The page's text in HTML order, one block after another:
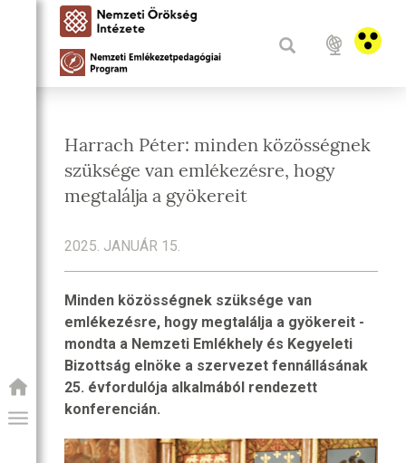
Harrach Péter: minden közösségnek
szüksége van emlékezésre, hogy
megtalálja a gyökereit
2025. JANUÁR 15.
Minden közösségnek szüksége van
emlékezésre, hogy megtalálja a gyökereit -
mondta a Nemzeti Emlékhely és Kegyeleti
Bizottság elnöke a szervezet fennállásának
25. évfordulója alkalmából rendezett
konferencián.